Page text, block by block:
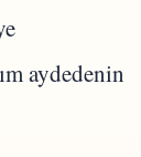
aydedenin